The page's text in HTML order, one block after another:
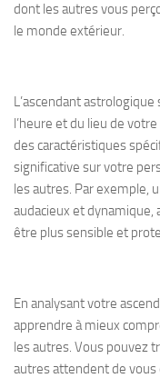
dont les autres vous
le monde extérieur.
L’ascendant
l’heure et du lieu de
des caractéristiques
significative sur votre
les autres. Par exemple,
audacieux et dynamique,
être plus sensible et
En analysant votre
apprendre à mieux
les autres. Vous pouvez
autres attendent de vous